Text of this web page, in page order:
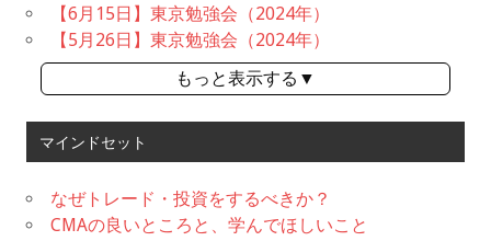
【6月15日】東京勉強会（2024年）
【5月26日】東京勉強会（2024年）
もっと表示する▼
マインドセット
なぜトレード・投資をするべきか？
CMAの良いところと、学んでほしいこと